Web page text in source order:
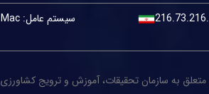
سیستم عامل: Mac
به سازمان تحقیقات، آموزش و ترویج کشاورزی می